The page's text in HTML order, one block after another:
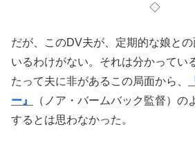
◇
だが、このDV夫が、定期的な娘と
いるわけがない。それは分かってい
たって夫に非があるこの局面から、
ー』
（ノア・バームバック監督）の
するとは思わなかった。